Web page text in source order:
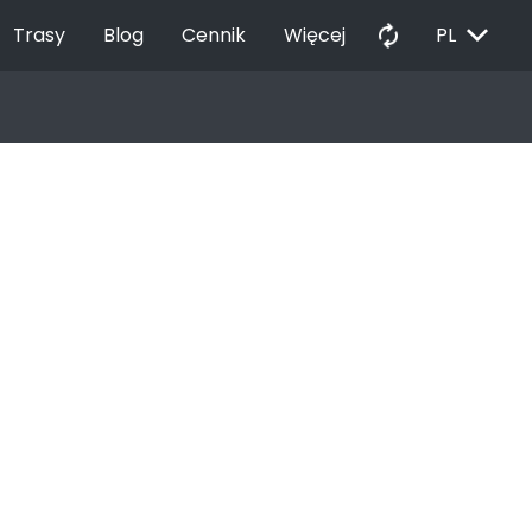
Trasy Blog Cennik Więcej autorenew PL EXPAND_MORE